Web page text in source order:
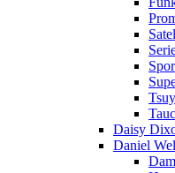
Daisy
Daniel